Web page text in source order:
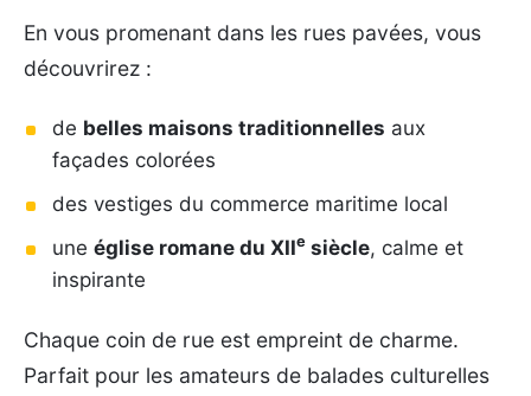
En vous promenant dans les rues pavées, vous
découvrirez :
de belles maisons traditionnelles aux
façades colorées
des vestiges du commerce maritime local
une église romane du XIIe siècle, calme et
inspirante
Chaque coin de rue est empreint de charme.
Parfait pour les amateurs de balades culturelles